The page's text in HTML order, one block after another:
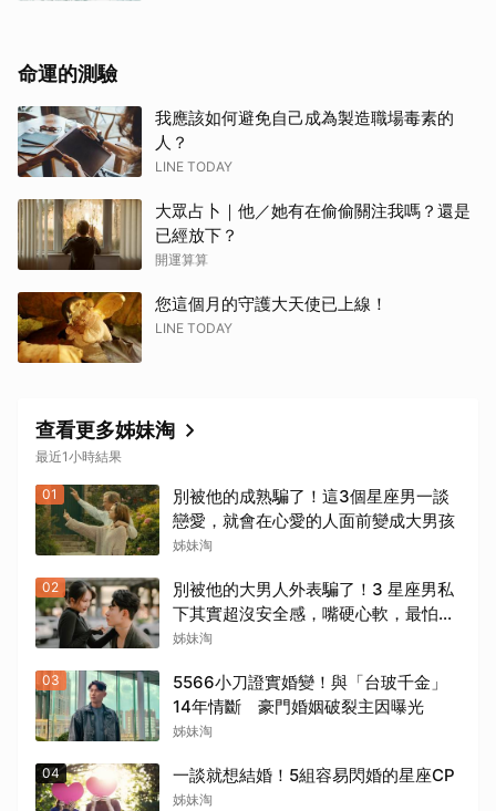
命運的測驗
我應該如何避免自己成為製造職場毒素的
人？
LINE TODAY
大眾占卜｜他／她有在偷偷關注我嗎？還是
已經放下？
開運算算
您這個月的守護大天使已上線！
LINE TODAY
查看更多姊妹淘
最近1小時結果
01
別被他的成熟騙了！這3個星座男一談
戀愛，就會在心愛的人面前變成大男孩
姊妹淘
02
別被他的大男人外表騙了！3 星座男私
下其實超沒安全感，嘴硬心軟，最怕失
去你
姊妹淘
03
5566小刀證實婚變！與「台玻千金」
14年情斷 豪門婚姻破裂主因曝光
姊妹淘
04 一談就想結婚！5組容易閃婚的星座CP
姊妹淘